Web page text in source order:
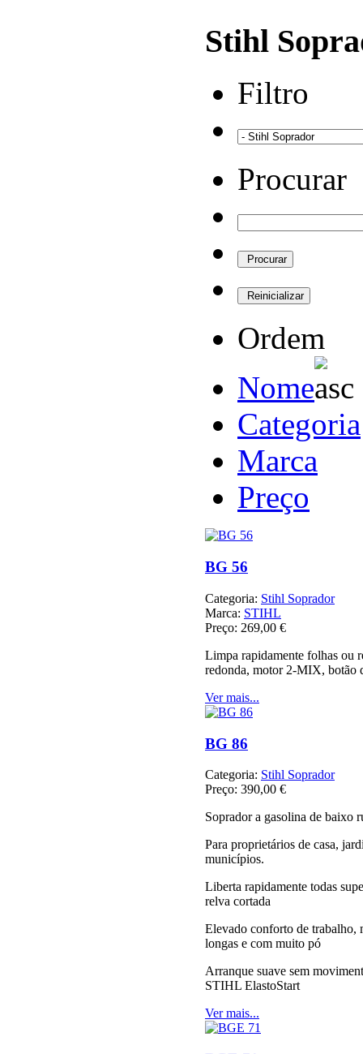
Stihl
Filtro
Procurar
Ordem
Nome
Categoria
Marca
Preço
BG 56
Categoria: Stihl Soprador
Marca: STIHL
Preço: 269,00 €
Limpa rapidamente folhas ou
redonda, motor 2-MIX, botão
Ver mais...
BG 86
Categoria: Stihl Soprador
Preço: 390,00 €
Soprador a gasolina de baixo
Para proprietários de casa,
municípios.
Liberta rapidamente todas
relva cortada
Elevado conforto de trabalho,
longas e com muito pó
Arranque suave sem
STIHL ElastoStart
Ver mais...